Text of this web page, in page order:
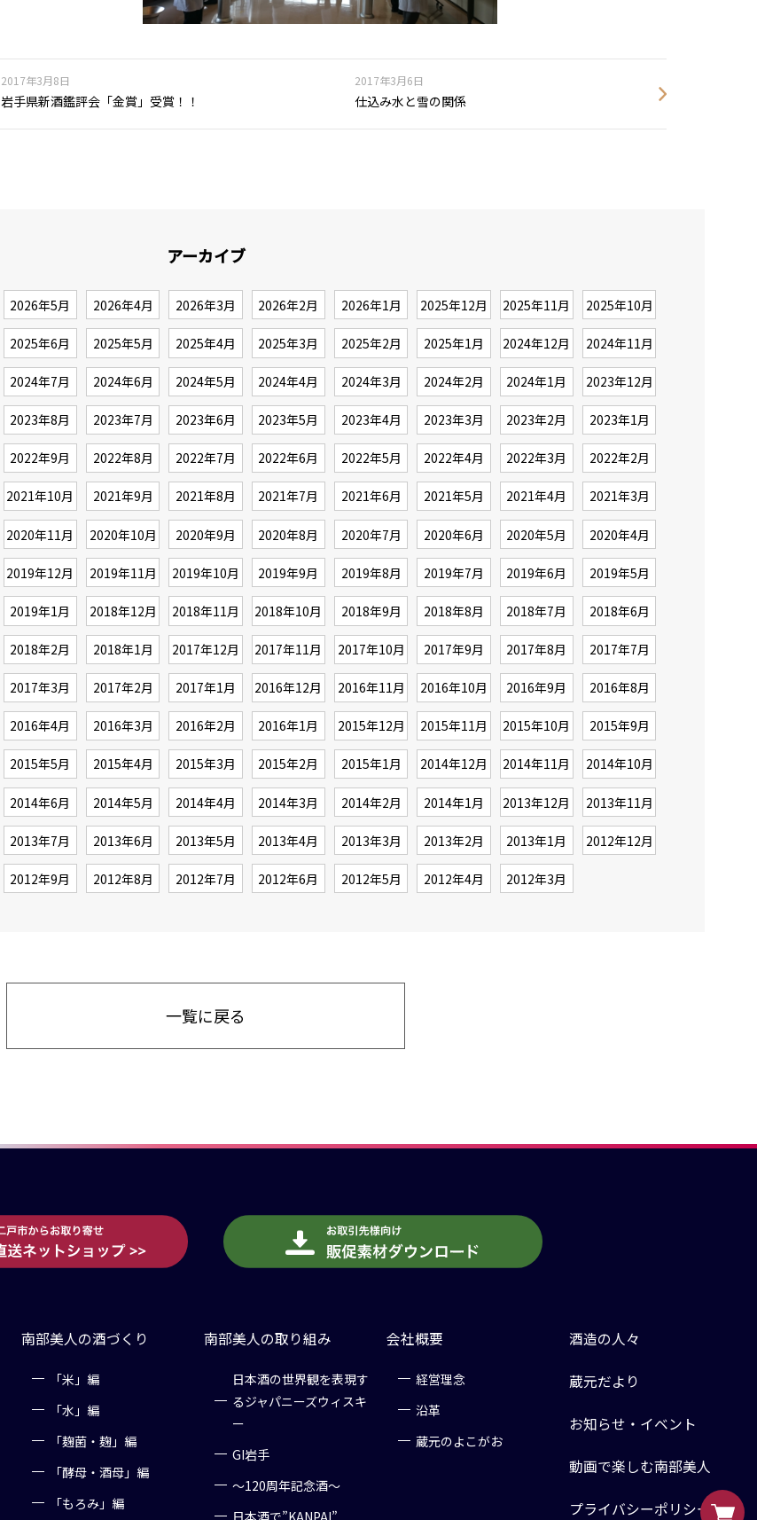
2017年3月8日
岩手県新酒鑑評会「金賞」受賞！！
2017年3月6日
仕込み水と雪の関係
アーカイブ
2026年5月 2026年4月 2026年3月 2026年2月 2026年1月 2025年12月 2025年11月 2025年10月
2025年6月 2025年5月 2025年4月 2025年3月 2025年2月 2025年1月 2024年12月 2024年11月
2024年7月 2024年6月 2024年5月 2024年4月 2024年3月 2024年2月 2024年1月 2023年12月
2023年8月 2023年7月 2023年6月 2023年5月 2023年4月 2023年3月 2023年2月 2023年1月
2022年9月 2022年8月 2022年7月 2022年6月 2022年5月 2022年4月 2022年3月 2022年2月
2021年10月 2021年9月 2021年8月 2021年7月 2021年6月 2021年5月 2021年4月 2021年3月
2020年11月 2020年10月 2020年9月 2020年8月 2020年7月 2020年6月 2020年5月 2020年4月
2019年12月 2019年11月 2019年10月 2019年9月 2019年8月 2019年7月 2019年6月 2019年5月
2019年1月 2018年12月 2018年11月 2018年10月 2018年9月 2018年8月 2018年7月 2018年6月
2018年2月 2018年1月 2017年12月 2017年11月 2017年10月 2017年9月 2017年8月 2017年7月
2017年3月 2017年2月 2017年1月 2016年12月 2016年11月 2016年10月 2016年9月 2016年8月
2016年4月 2016年3月 2016年2月 2016年1月 2015年12月 2015年11月 2015年10月 2015年9月
2015年5月 2015年4月 2015年3月 2015年2月 2015年1月 2014年12月 2014年11月 2014年10月
2014年6月 2014年5月 2014年4月 2014年3月 2014年2月 2014年1月 2013年12月 2013年11月
2013年7月 2013年6月 2013年5月 2013年4月 2013年3月 2013年2月 2013年1月 2012年12月
2012年9月 2012年8月 2012年7月 2012年6月 2012年5月 2012年4月 2012年3月
一覧に戻る
南部美人の酒づくり
「米」編
「水」編
「麹菌・麹」編
「酵母・酒母」編
「もろみ」編
南部美人の取り組み
日本酒の世界観を表現す
るジャパニーズウィスキ
ー
GI岩手
～120周年記念酒～
会社概要
経営理念
沿革
蔵元のよこがお
酒造の人々
蔵元だより
お知らせ・イベント
動画で楽しむ南部美人
プライバシーポリシー